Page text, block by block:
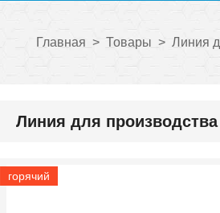
Главная > Товары > Линия
Линия для
горячий